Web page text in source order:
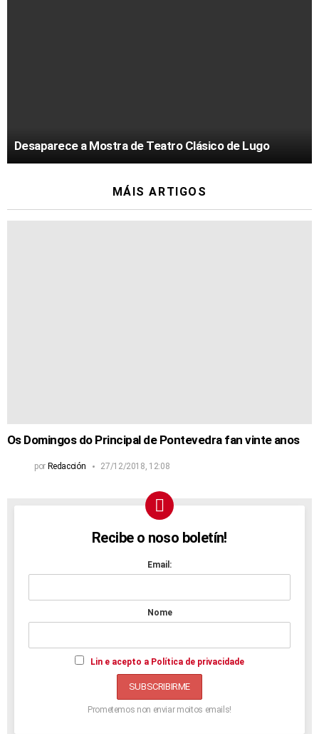
Desaparece a Mostra de Teatro Clásico de Lugo
MÁIS ARTIGOS
Os Domingos do Principal de Pontevedra fan vinte anos
por Redacción 27/12/2018, 12:08
NEWSLETTERRecibe o noso boletín!
Email:
Nome
Lin e acepto a Política de privacidade
Prometemos non enviar moitos emails!